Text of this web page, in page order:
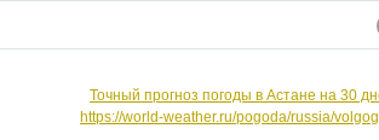
Точный прогноз погоды в Астане на 30
https://world-weather.ru/pogoda/russia/